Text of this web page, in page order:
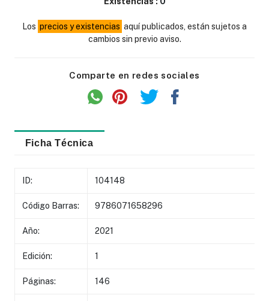
Los precios y existencias aquí publicados, están sujetos a
cambios sin previo aviso.
Comparte en redes sociales
Ficha Técnica
ID: 104148
Código Barras: 9786071658296
Año: 2021
Edición: 1
Páginas: 146